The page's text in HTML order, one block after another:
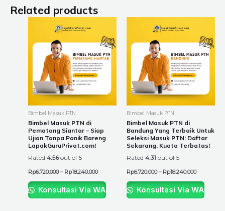
Related products
Bimbel Masuk PTN
Bimbel Masuk PTN di
Pematang Siantar – Siap
Ujian Tanpa Panik Bareng
LapakGuruPrivat.com!
Rated 4.56out of 5
Rp6.720.000 – Rp18.240.000
through
Rp18.240.000
has
multiple
variants.
The
on
the
Konsultasi Via WA
Bimbel Masuk PTN
Bimbel Masuk PTN di
Bandung Yang Terbaik Untuk
Seleksi Masuk PTN: Daftar
Sekarang, Kuota Terbatas!
Rated 4.31 out of 5
Rp6.720.000 – Rp18.240.000
through
has
multiple
variants.
The
may
on
the
Konsultasi Via WA